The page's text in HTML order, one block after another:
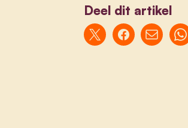
Deel dit artikel